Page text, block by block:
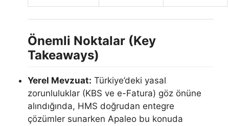
Önemli Noktalar (Key
Takeaways)
Yerel Mevzuat: Türkiye’deki yasal
zorunluluklar (KBS ve e-Fatura) göz önüne
alındığında, HMS doğrudan entegre
çözümler sunarken Apaleo bu konuda